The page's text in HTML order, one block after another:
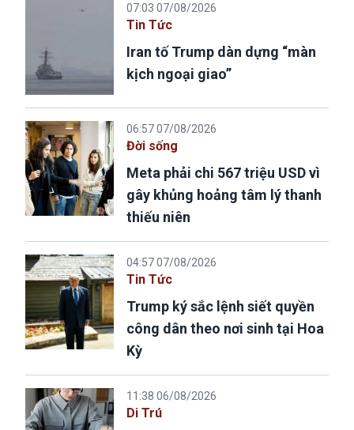
07:03 07/08/2026
Tin Tức
Iran tố Trump dàn dựng “màn
kịch ngoại giao”
06:57 07/08/2026
Đời sống
Meta phải chi 567 triệu USD vì
gây khủng hoảng tâm lý thanh
thiếu niên
04:57 07/08/2026
Tin Tức
Trump ký sắc lệnh siết quyền
công dân theo nơi sinh tại Hoa
Kỳ
11:38 06/08/2026
Di Trú